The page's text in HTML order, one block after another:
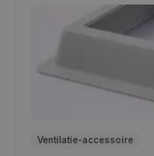
Ventilatie-accessoire